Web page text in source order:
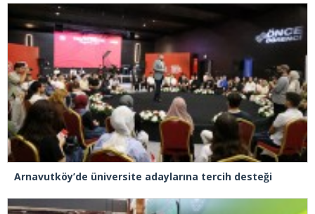
Arnavutköy’de üniversite adaylarına tercih desteği